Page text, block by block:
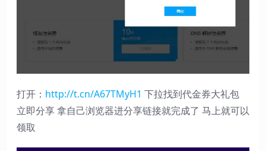
打开： http://t.cn/A67TMyH1 下拉找到代金券大礼包
立即分享 拿自己浏览器进分享链接就完成了 马上就可以
领取